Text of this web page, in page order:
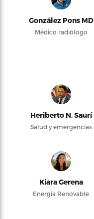
González Pons MD
Médico radiólogo
Heriberto N. Saurí
Salud y emergencias
Kiara Gerena
Energía Renovable